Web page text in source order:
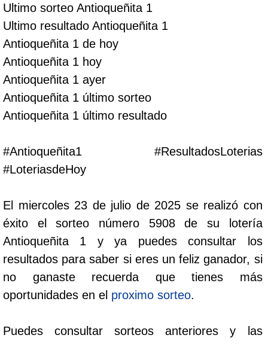
Astro Sol
Astro Luna
Cafeterito Tarde
Cafeterito Noche
Caribeña Día
Chontico Día
Chontico Noche
Culona día
Culona noche
Ultimo sorteo Antioqueñita 1
Ultimo resultado Antioqueñita 1
Antioqueñita 1 de hoy
Antioqueñita 1 hoy
Antioqueñita 1 ayer
Antioqueñita 1 último sorteo
Antioqueñita 1 último resultado
#Antioqueñita1 #ResultadosLoterias
#LoteriasdeHoy
El miercoles 23 de julio de 2025 se realizó con
éxito el sorteo número 5908 de su lotería
Antioqueñita 1 y ya puedes consultar los
resultados para saber si eres un feliz ganador, si
no ganaste recuerda que tienes más
oportunidades en el proximo sorteo.
Puedes consultar sorteos anteriores y las